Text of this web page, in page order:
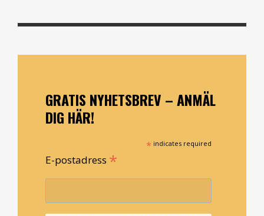
GRATIS NYHETSBREV – ANMÄL
DIG HÄR!
* indicates required
E-postadress *